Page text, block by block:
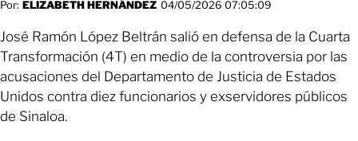
Por: ELIZABETH HERNÁNDEZ 04/05/2026 07:05:09
José Ramón López Beltrán salió en defensa de la Cuarta
Transformación (4T) en medio de la controversia por las
acusaciones del Departamento de Justicia de Estados
Unidos contra diez funcionarios y exservidores públicos
de Sinaloa.